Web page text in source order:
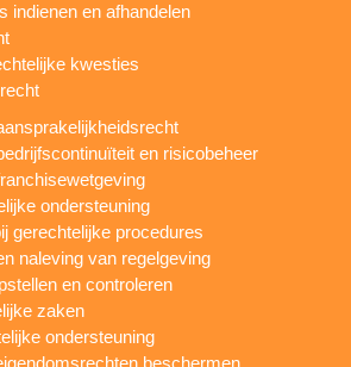
indienen en afhandelen
kwesties
en risicobeheer
ondersteuning
gerechtelijke procedures
naleving van regelgeving
en controleren
zaken
ondersteuning